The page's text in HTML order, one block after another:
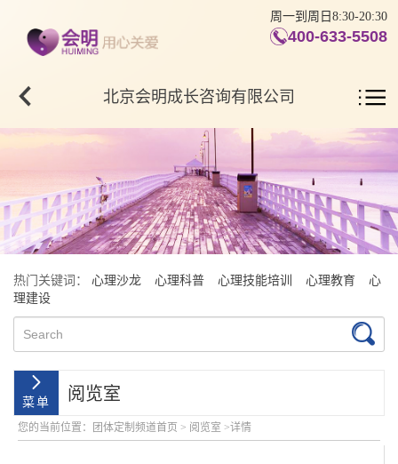
周一到周日8:30-20:30
400-633-5508
北京会明成长咨询有限公司
热门关键词： 心理沙龙 心理科普 心理技能培训 心理教育
心
理建设
阅览室
您的当前位置： 团体定制频道首页 > 阅览室 >详情